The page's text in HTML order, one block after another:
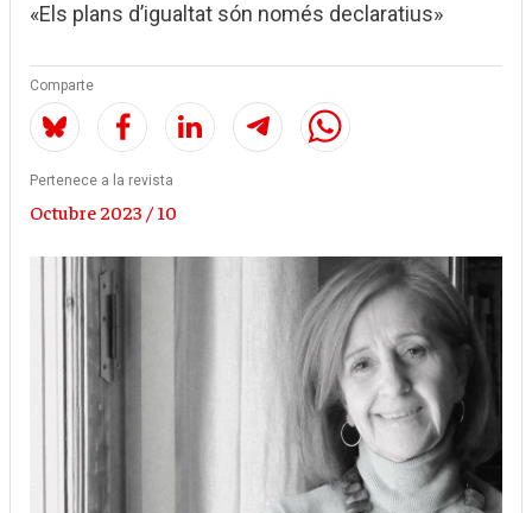
«Els plans d’igualtat són només declaratius»
Comparte
Pertenece a la revista
Octubre 2023 / 10